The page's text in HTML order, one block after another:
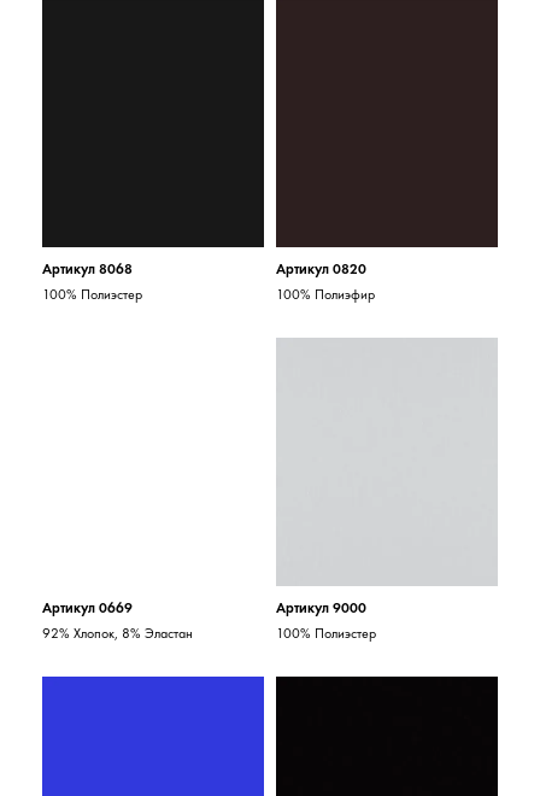
Артикул 8068
100% Полиэстер
Артикул 0820
100% Полиэфир
Артикул 0669
92% Хлопок, 8% Эластан
Артикул 9000
100% Полиэстер